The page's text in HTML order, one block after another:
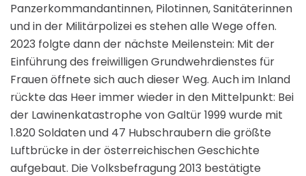
Panzerkommandantinnen, Pilotinnen, Sanitäterinnen
und in der Militärpolizei es stehen alle Wege offen.
2023 folgte dann der nächste Meilenstein: Mit der
Einführung des freiwilligen Grundwehrdienstes für
Frauen öffnete sich auch dieser Weg. Auch im Inland
rückte das Heer immer wieder in den Mittelpunkt: Bei
der Lawinenkatastrophe von Galtür 1999 wurde mit
1.820 Soldaten und 47 Hubschraubern die größte
Luftbrücke in der österreichischen Geschichte
aufgebaut. Die Volksbefragung 2013 bestätigte